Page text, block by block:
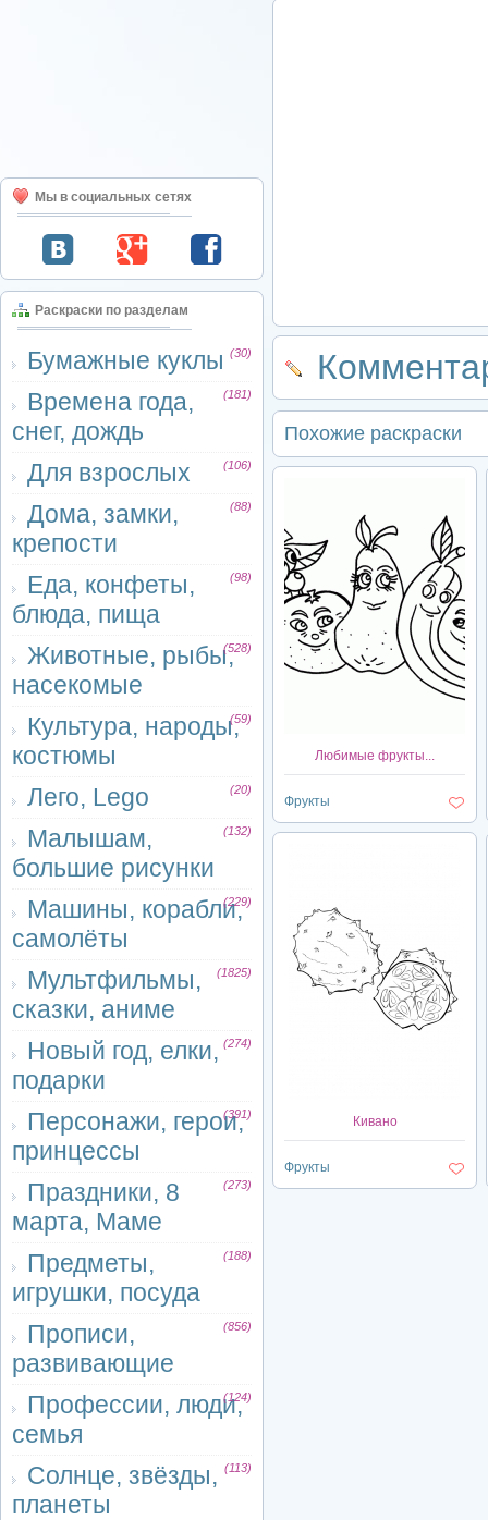
Мы в социальных сетях
Раскраски по разделам
Бумажные куклы (30)
Времена года,
снег, дождь
(181)
Для взрослых (106)
Дома, замки,
крепости
(88)
Еда, конфеты,
блюда, пища
(98)
Животные, рыбы,
насекомые
(528)
Культура, народы,
костюмы
(59)
Лего, Lego (20)
Малышам,
большие рисунки
(132)
Машины, корабли,
самолёты
(229)
Мультфильмы,
сказки, аниме
(1825)
Новый год, елки,
подарки
(274)
Персонажи, герои,
принцессы
(391)
Праздники, 8
марта, Маме
(273)
Предметы,
игрушки, посуда
(188)
Прописи,
развивающие
(856)
Профессии, люди,
семья
(124)
Солнце, звёзды,
планеты
(113)
Похожие раскраски
Любимые фрукты...
Фрукты
Кивано
Фрукты